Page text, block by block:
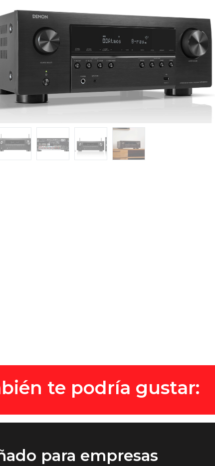
te podría gustar:
para empresas